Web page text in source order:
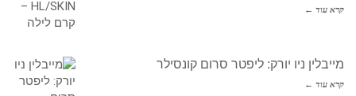
קרא עוד ←
מייבלין ניו יורק: ליפטר סרום קונסילר
קרא עוד ←